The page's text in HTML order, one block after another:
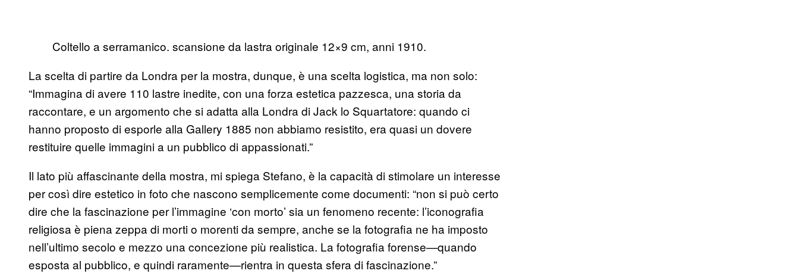
Coltello a serramanico. scansione da lastra originale 12×9 cm, anni 1910.
La scelta di partire da Londra per la mostra, dunque, è una scelta logistica, ma non solo:
“Immagina di avere 110 lastre inedite, con una forza estetica pazzesca, una storia da
raccontare, e un argomento che si adatta alla Londra di Jack lo Squartatore: quando ci
hanno proposto di esporle alla Gallery 1885 non abbiamo resistito, era quasi un dovere
restituire quelle immagini a un pubblico di appassionati.”
Il lato più affascinante della mostra, mi spiega Stefano, è la capacità di stimolare un interesse
per così dire estetico in foto che nascono semplicemente come documenti: “non si può certo
dire che la fascinazione per l’immagine ‘con morto’ sia un fenomeno recente: l’iconografia
religiosa è piena zeppa di morti o morenti da sempre, anche se la fotografia ne ha imposto
nell’ultimo secolo e mezzo una concezione più realistica. La fotografia forense—quando
esposta al pubblico, e quindi raramente—rientra in questa sfera di fascinazione.”